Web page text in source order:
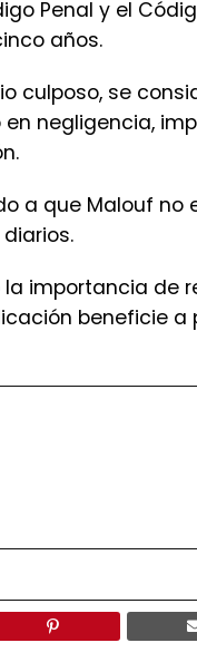
negligencia,
a que Malouf no
beneficie a